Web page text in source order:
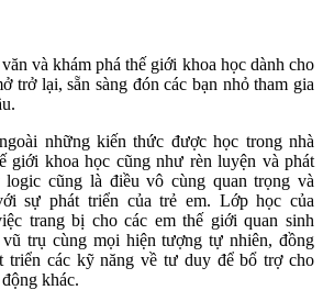
và khám phá thế giới khoa học dành cho
trở lại, sẵn sàng đón các bạn nhỏ tham gia
những kiến thức được học trong nhà
giới khoa học cũng như rèn luyện và phát
cũng là điều vô cùng quan trọng và
sự phát triển của trẻ em. Lớp học của
trang bị cho các em thế giới quan sinh
trụ cùng mọi hiện tượng tự nhiên, đồng
triển các kỹ năng về tư duy để bổ trợ cho
khác.